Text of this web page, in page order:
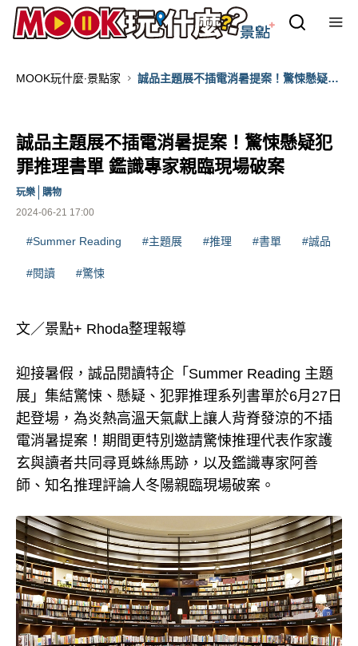
MOOK玩什麼‧景點家
誠品主題展不插電消暑提案！驚悚懸疑犯
誠品主題展不插電消暑提案！驚悚懸疑犯
罪推理書單 鑑識專家親臨現場破案
2024-06-21 17:00
玩樂 購物
#Summer Reading #主題展 #推理 #書單 #誠品
#閱讀 #驚悚
文／景點+ Rhoda整理報導
迎接暑假，誠品閱讀特企「Summer Reading 主題
展」集結驚悚、懸疑、犯罪推理系列書單於6月27日
起登場，為炎熱高溫天氣獻上讓人背脊發涼的不插
電消暑提案！期間更特別邀請驚悚推理代表作家護
玄與讀者共同尋覓蛛絲馬跡，以及鑑識專家阿善
師、知名推理評論人冬陽親臨現場破案。